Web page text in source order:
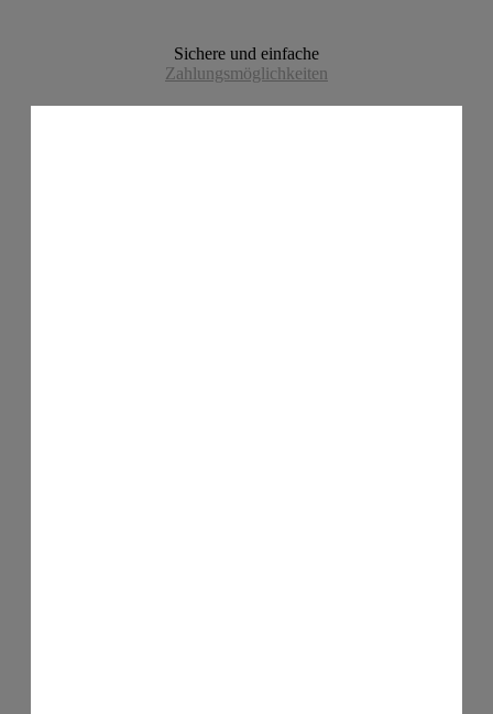
Sichere und einfache
Zahlungsmöglichkeiten